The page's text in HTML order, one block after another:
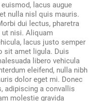
lacus augue
nulla nisl quis mauris.
dui lectus, pharetra
ut nisi. Aliquam
lacus justo semper
sit amet ligula. Duis
libero vehicula
eleifend, nulla nibh
dolor eget mi. Donec
adipiscing a convallis
molestie gravida